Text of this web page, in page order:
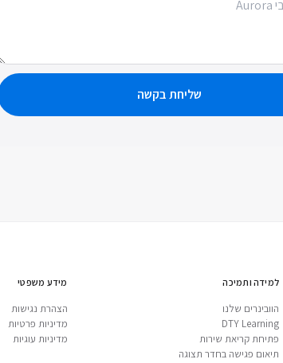
שליחת בקשה
למידה ותמיכה
הוובינרים שלנו
DTY Learning
פתיחת קריאת שירות
תיאום פגישה בחדר תצוגה
מידע משפטי
הצהרת נגישות
מדיניות פרטיות
מדיניות עוגיות